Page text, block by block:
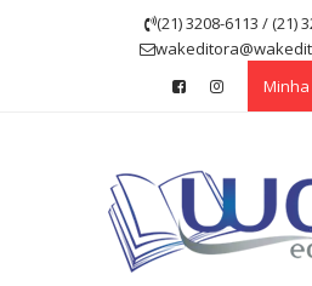
(21) 3208-6113 / (21)